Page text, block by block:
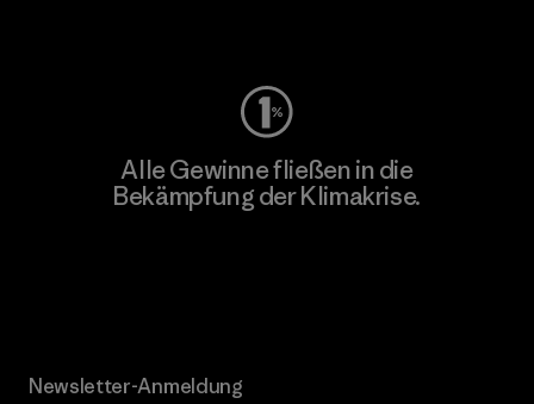
Alle Gewinne fließen in die
Bekämpfung der Klimakrise.
Newsletter-Anmeldung